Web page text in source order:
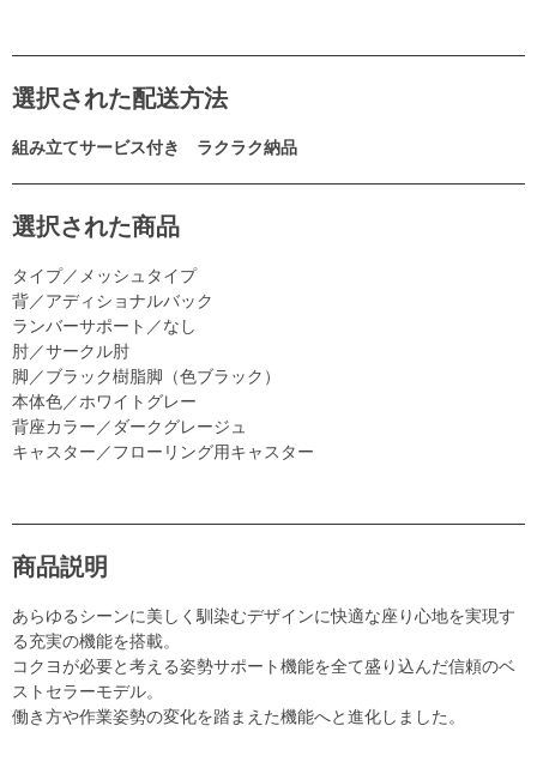
選択された配送方法
組み立てサービス付き ラクラク納品
選択された商品
タイプ／メッシュタイプ
背／アディショナルバック
ランバーサポート／なし
肘／サークル肘
脚／ブラック樹脂脚（色ブラック）
本体色／ホワイトグレー
背座カラー／ダークグレージュ
キャスター／フローリング用キャスター
商品説明
あらゆるシーンに美しく馴染むデザインに快適な座り心地を実現す
る充実の機能を搭載。
コクヨが必要と考える姿勢サポート機能を全て盛り込んだ信頼のベ
ストセラーモデル。
働き方や作業姿勢の変化を踏まえた機能へと進化しました。